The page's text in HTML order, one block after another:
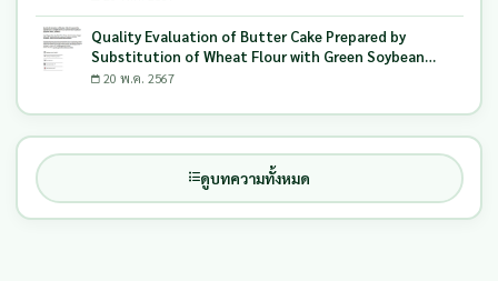
Quality Evaluation of Butter Cake Prepared by
Substitution of Wheat Flour with Green Soybean
(Glycine Max L.) Okara
20 พ.ค. 2567
ดูบทความทั้งหมด